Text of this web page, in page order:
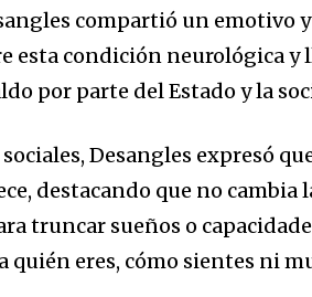
compartió un emotivo
esta condición neurológica y
por parte del Estado y la
sociales, Desangles expresó
destacando que no cambia
truncar sueños o
quién eres, cómo sientes ni